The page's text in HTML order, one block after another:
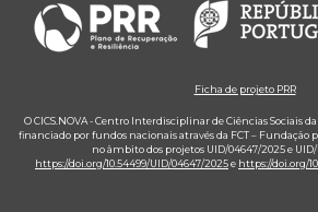
Ficha de projeto PRR
O CICS.NOVA - Centro Interdisciplinar de Ciências Sociais
financiado por fundos nacionais através da FCT – Fundação
no âmbito dos projetos UID/04647/2025 e UID/
https://doi.org/10.54499/UID/04647/2025e https://doi.org/